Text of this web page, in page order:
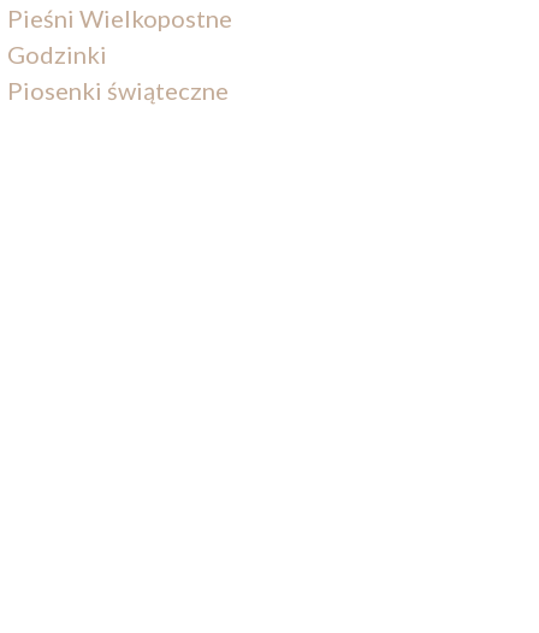
Pieśni Wielkopostne
Godzinki
Piosenki świąteczne